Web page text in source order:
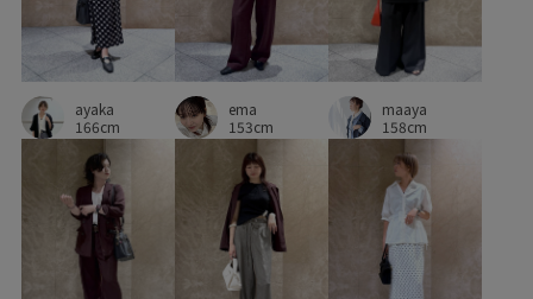
普段使いも出来る 洗濯機で洗える 着やすい
薄手 見た目以上の収納 財布 透け感
長財布ayaka
166cm
ema
153cm
maaya
158cm